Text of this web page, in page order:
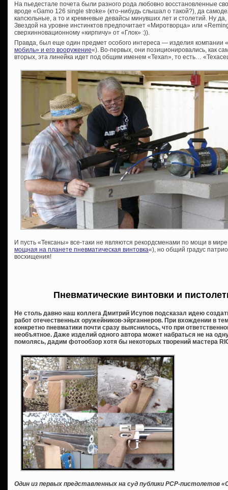
На пьедестале почета были разного рода любовно восстановленные
вроде «Gamo 126 single stroke» (кто-нибудь слышал о такой?), да
капсюльные, а то и кремневые девайсы минувших лет и столетий. Ну
Звездой на уровне инстинктов предпочитает «Миротворца» или
сверхинновационному «кирпичу» от «Глок» :)).
Правда, был еще один предмет особого интереса — изделия компании
мобиль» и его вооружение«). Во-первых, они позиционировались, как
вторых, эта линейка идет под общим именем «Texan», то есть…
И пусть «Тексаны» все-таки не являются рекордсменами по мощи в
мощная на планете пневматическая винтовка«), но общий градус
восхищения!
Пневматические винтовки и
Не столь давно наш коллега Дмитрий Исупов подсказал идею
работ отечественных оружейников-эйрганнеров. При вхождении в
конкретно пневматики почти сразу выяснилось, что при
необъятное. Даже изделий одного автора может набраться не на
помолясь, дадим фотообзор хотя бы некоторых творений мастера
Один из первых представленных на суд публики PCP-пистолетов